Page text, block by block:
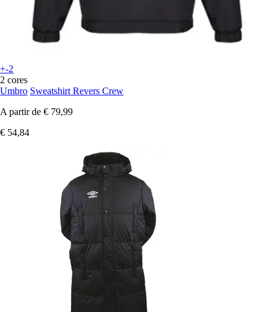
+-2
2 cores
Umbro Sweatshirt Revers Crew
A partir de € 79,99
€ 54,84